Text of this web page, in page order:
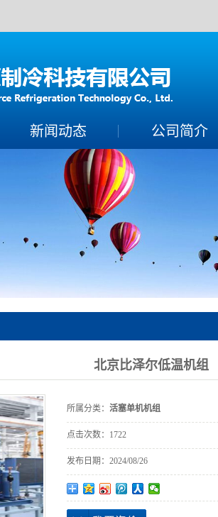
新闻动态
制冷常识
保养百科
技术知识
公司简介
北京比泽尔低温机组
所属分类： 活塞单机机组
点击次数： 1722
发布日期： 2024/08/26